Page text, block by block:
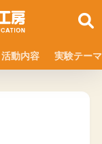
活動内容 実験テーマ